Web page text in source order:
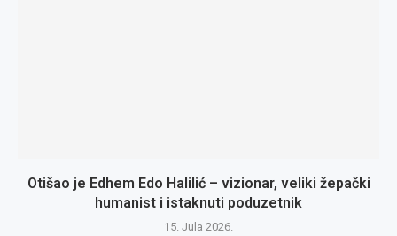
Otišao je Edhem Edo Halilić – vizionar, veliki žepački
humanist i istaknuti poduzetnik
15. Jula 2026.